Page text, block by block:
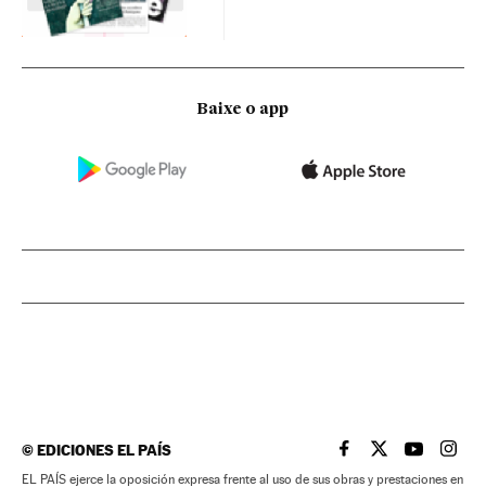
Baixe o app
©EDICIONES EL PAÍS EL PAÍS BRASIL EN
EL PAÍSEL PAÍS
EL
EL PAÍS ejerce la oposición expresa frente al uso de sus obras y prestaciones en